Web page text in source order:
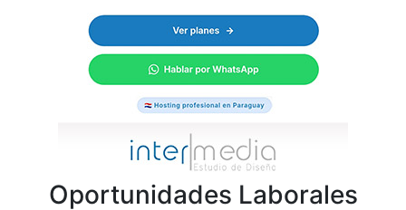
Oportunidades Laborales